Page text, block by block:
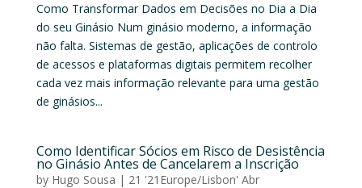
Como Transformar Dados em Decisões no Dia a Dia
do seu Ginásio Num ginásio moderno, a informação
não falta. Sistemas de gestão, aplicações de controlo
de acessos e plataformas digitais permitem recolher
cada vez mais informação relevante para uma gestão
de ginásios...
Como Identificar Sócios em Risco de Desistência
no Ginásio Antes de Cancelarem a Inscrição
by Hugo Sousa | 21 '21Europe/Lisbon' Abr